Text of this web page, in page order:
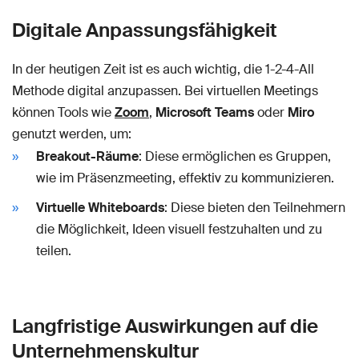
Digitale Anpassungsfähigkeit
In der heutigen Zeit ist es auch wichtig, die 1-2-4-All
Methode digital anzupassen. Bei virtuellen Meetings
können Tools wieZoom, Microsoft Teamsoder Miro
genutzt werden, um:
Breakout-Räume: Diese ermöglichen es Gruppen,
wie im Präsenzmeeting, effektiv zu kommunizieren.
Virtuelle Whiteboards: Diese bieten den Teilnehmern
die Möglichkeit, Ideen visuell festzuhalten und zu
teilen.
Langfristige Auswirkungen auf die
Unternehmenskultur